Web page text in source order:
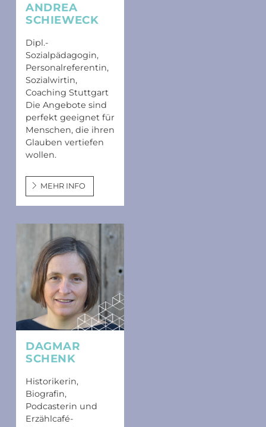
ANDREA
SCHIEWECK
Dipl.-
Sozialpädagogin,
Personalreferentin,
Sozialwirtin,
Coaching Stuttgart
Die Angebote sind
perfekt geeignet für
Menschen, die ihren
Glauben vertiefen
wollen.
MEHR INFO
DAGMAR
SCHENK
Historikerin,
Biografin,
Podcasterin und
Erzählcafé-